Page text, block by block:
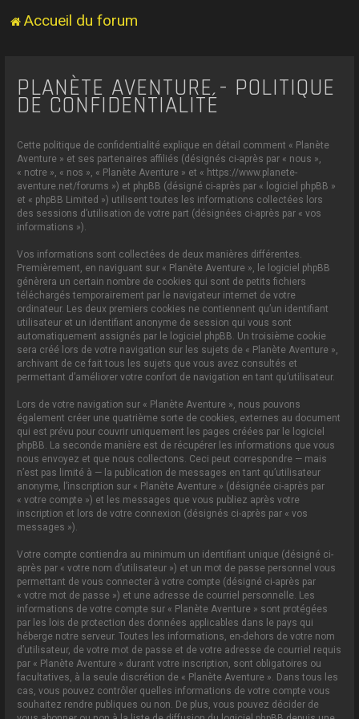
Accueil du forum
PLANÈTE AVENTURE - POLITIQUE
DE CONFIDENTIALITÉ
Cette politique de confidentialité explique en détail comment « Planète
Aventure » et ses partenaires affiliés (désignés ci-après par « nous »,
« notre », « nos », « Planète Aventure » et « https://www.planete-
aventure.net/forums ») et phpBB (désigné ci-après par « logiciel phpBB »
et « phpBB Limited ») utilisent toutes les informations collectées lors
des sessions d’utilisation de votre part (désignées ci-après par « vos
informations »).
Vos informations sont collectées de deux manières différentes.
Premièrement, en naviguant sur « Planète Aventure », le logiciel phpBB
génèrera un certain nombre de cookies qui sont de petits fichiers
téléchargés temporairement par le navigateur internet de votre
ordinateur. Les deux premiers cookies ne contiennent qu’un identifiant
utilisateur et un identifiant anonyme de session qui vous sont
automatiquement assignés par le logiciel phpBB. Un troisième cookie
sera créé lors de votre navigation sur les sujets de « Planète Aventure »,
archivant de ce fait tous les sujets que vous avez consultés et
permettant d’améliorer votre confort de navigation en tant qu’utilisateur.
Lors de votre navigation sur « Planète Aventure », nous pouvons
également créer une quatrième sorte de cookies, externes au document
qui est prévu pour couvrir uniquement les pages créées par le logiciel
phpBB. La seconde manière est de récupérer les informations que vous
nous envoyez et que nous collectons. Ceci peut correspondre — mais
n’est pas limité à — la publication de messages en tant qu’utilisateur
anonyme, l’inscription sur « Planète Aventure » (désignée ci-après par
« votre compte ») et les messages que vous publiez après votre
inscription et lors de votre connexion (désignés ci-après par « vos
messages »).
Votre compte contiendra au minimum un identifiant unique (désigné ci-
après par « votre nom d’utilisateur ») et un mot de passe personnel vous
permettant de vous connecter à votre compte (désigné ci-après par
« votre mot de passe ») et une adresse de courriel personnelle. Les
informations de votre compte sur « Planète Aventure » sont protégées
par les lois de protection des données applicables dans le pays qui
héberge notre serveur. Toutes les informations, en-dehors de votre nom
d’utilisateur, de votre mot de passe et de votre adresse de courriel requis
par « Planète Aventure » durant votre inscription, sont obligatoires ou
facultatives, à la seule discrétion de « Planète Aventure ». Dans tous les
cas, vous pouvez contrôler quelles informations de votre compte vous
souhaitez rendre publiques ou non. De plus, vous pouvez décider de